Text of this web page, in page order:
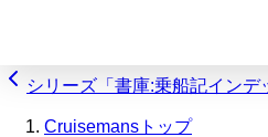
シリーズ「書庫:乗船記インデ
Cruisemansトップ